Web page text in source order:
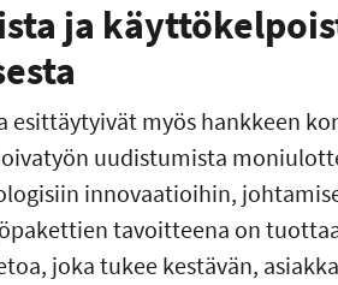
ja
esittäytyivät myös hankkeen
uudistumista
innovaatioihin,
tavoitteena on
joka tukee kestävän,